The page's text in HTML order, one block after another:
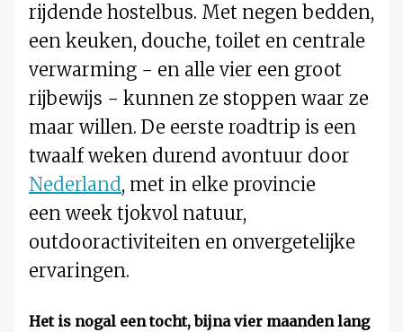
rijdende hostelbus. Met negen bedden,
een keuken, douche, toilet en centrale
verwarming − en alle vier een groot
rijbewijs − kunnen ze stoppen waar ze
maar willen. De eerste roadtrip is een
twaalf weken durend avontuur door
Nederland, met in elke provincie
een week tjokvol natuur,
outdooractiviteiten en onvergetelijke
ervaringen.
Het is nogal een tocht, bijna vier maanden lang